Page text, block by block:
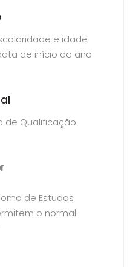
e idade
de início do ano
de Qualificação
de Estudos
o normal